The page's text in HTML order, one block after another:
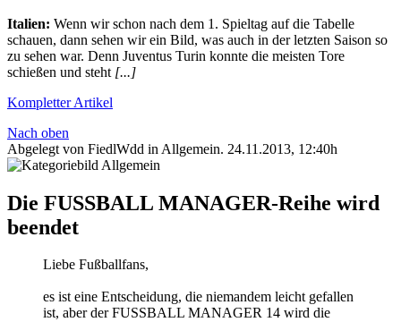
Italien: Wenn wir schon nach dem 1. Spieltag auf die Tabelle
schauen, dann sehen wir ein Bild, was auch in der letzten Saison so
zu sehen war. Denn Juventus Turin konnte die meisten Tore
schießen und steht [...]
Kompletter Artikel
Nach oben
Abgelegt von FiedlWdd in Allgemein. 24.11.2013, 12:40h
Die FUSSBALL MANAGER-Reihe wird
beendet
Liebe Fußballfans,
es ist eine Entscheidung, die niemandem leicht gefallen
ist, aber der FUSSBALL MANAGER 14 wird die